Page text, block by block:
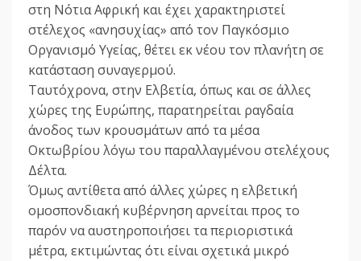
στη Νότια Αφρική και έχει χαρακτηριστεί
στέλεχος «ανησυχίας» από τον Παγκόσμιο
Οργανισμό Υγείας, θέτει εκ νέου τον πλανήτη σε
κατάσταση συναγερμού.
Ταυτόχρονα, στην Ελβετία, όπως και σε άλλες
χώρες της Ευρώπης, παρατηρείται ραγδαία
άνοδος των κρουσμάτων από τα μέσα
Οκτωβρίου λόγω του παραλλαγμένου στελέχους
Δέλτα.
Όμως αντίθετα από άλλες χώρες η ελβετική
ομοσπονδιακή κυβέρνηση αρνείται προς το
παρόν να αυστηροποιήσει τα περιοριστικά
μέτρα, εκτιμώντας ότι είναι σχετικά μικρό